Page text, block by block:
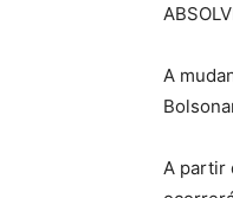
A
A partir